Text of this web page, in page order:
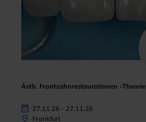
Ästh. Frontzahnrestaurationen -Theorie
27.11.26 - 27.11.26
Frankfurt